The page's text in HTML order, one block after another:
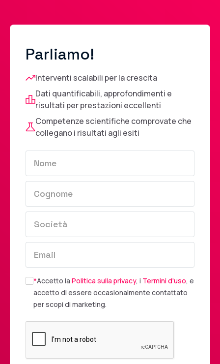
Parliamo!
Interventi scalabili per la crescita
Dati quantificabili, approfondimenti e
risultati per prestazioni eccellenti
Competenze scientifiche comprovate che
collegano i risultati agli esiti
*Accetto la Politica sulla privacy, i Termini d'uso, e
accetto di essere occasionalmente contattato
per scopi di marketing.